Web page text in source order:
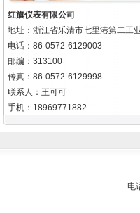
红旗仪表有限公司
地址：浙江省乐清市七里港第二工
电话：86-0572-6129003
邮编：313100
传真：86-0572-6129998
联系人：王可可
手机：18969771882
电